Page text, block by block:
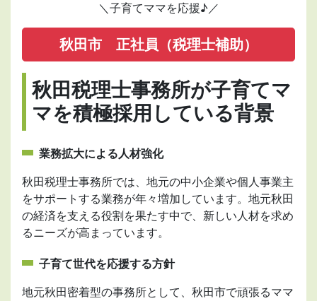
＼子育てママを応援♪／
秋田市 正社員（税理士補助）
秋田税理士事務所が子育てマ
マを積極採用している背景
業務拡大による人材強化
秋田税理士事務所では、地元の中小企業や個人事業主
をサポートする業務が年々増加しています。地元秋田
の経済を支える役割を果たす中で、新しい人材を求め
るニーズが高まっています。
子育て世代を応援する方針
地元秋田密着型の事務所として、秋田市で頑張るママ